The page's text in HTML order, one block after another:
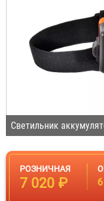
Светильник
РОЗНИЧНАЯ
7 020 ₽